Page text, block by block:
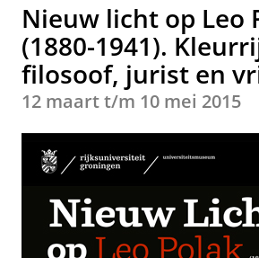
Nieuw licht op Leo
(1880-1941).
filosoof, jurist en
12 maart t/m 10 mei 2015